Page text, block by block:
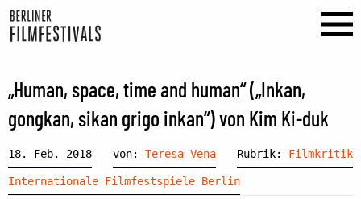
„Human, space, time and human“ („Inkan,
gongkan, sikan grigo inkan“) von Kim Ki-duk
18. Feb. 2018 von: Teresa Vena Rubrik: Filmkritik
Internationale Filmfestspiele Berlin